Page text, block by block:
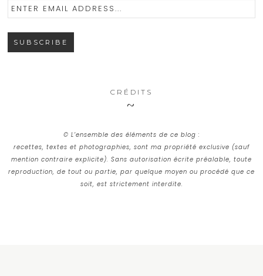
CRÉDITS
© L’ensemble des éléments de ce blog :
recettes, textes et photographies, sont ma propriété exclusive (sauf
mention contraire explicite). Sans autorisation écrite préalable, toute
reproduction, de tout ou partie, par quelque moyen ou procédé que ce
soit, est strictement interdite.